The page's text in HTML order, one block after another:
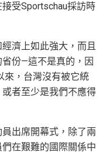
受Sportschau採訪時
經濟上如此強大，而且
份—這不是真的，因
來，台灣沒有被它統
者至少是我們不應得
出席開幕式，除了兩
在艱難的國際關係中